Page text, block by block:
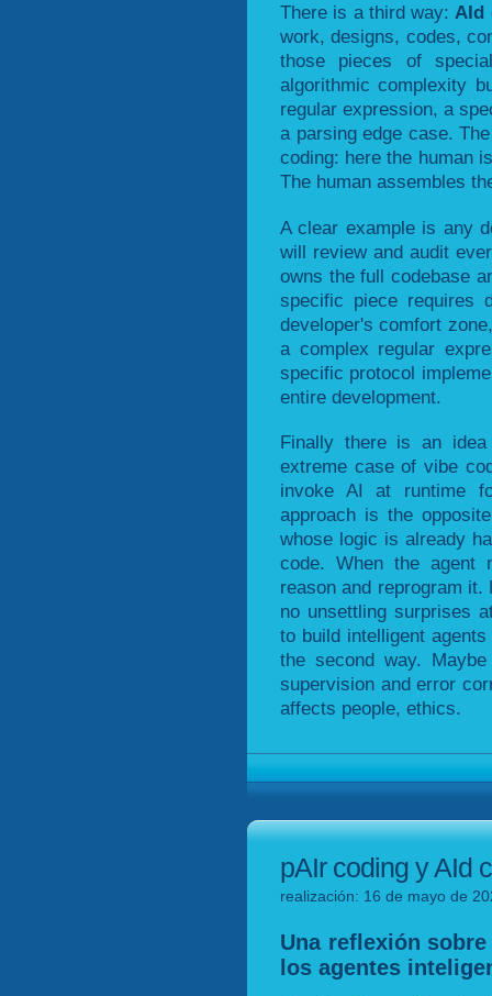
There is a third way:AId
work, designs, codes,
those pieces of
algorithmic complexity
regular expression, a
a parsing edge case.
coding: here the human
The human assembles
A clear example is any
will review and audit
owns the full codebase
specific piece requires
developer's comfort
a complex regular
specific protocol
entire development.
Finally there is an
extreme case of vibe
invoke AI at runtime
approach is the
whose logic is already
code. When the agent
reason and reprogram
no unsettling surprises
to build intelligent
the second way.
supervision and error
affects people, ethics.
pAIr coding y AId
realización: 16 de mayo de
Una reflexión
los agentes